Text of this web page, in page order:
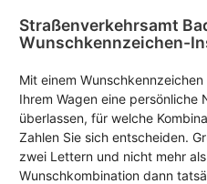
Straßenverkehrsamt
Wunschkennzeichen-
Mit einem
Ihrem Wagen eine persönliche
überlassen, für welche
Zahlen Sie sich entscheiden.
zwei Lettern und nicht mehr
Wunschkombination dann